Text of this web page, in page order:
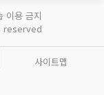
이용 금지
reserved
사이트맵